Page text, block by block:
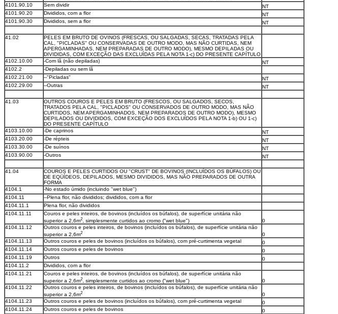
4101.90.10
Sem dividir
NT
4101.90.20
Divididos, com a flor
NT
4101.90.30
Divididos, sem a flor NT
41.02
PELES EM BRUTO DE OVINOS (FRESCAS, OU SALGADAS, SECAS, TRATADAS PELA
CAL, "PICLADAS" OU CONSERVADAS DE OUTRO MODO, MAS NÃO CURTIDAS, NEM
APERGAMINHADAS, NEM PREPARADAS DE OUTRO MODO), MESMO DEPILADAS OU
DIVIDIDAS, COM EXCEÇÃO DAS EXCLUÍDAS PELA NOTA 1-c) DO PRESENTE CAPÍTULO
4102.10.00
-Com lã (não depiladas)
NT
4102.2
-Depiladas ou sem lã
4102.21.00
--"Picladas"
NT
4102.29.00
--Outras NT
41.03
OUTROS COUROS E PELES EM BRUTO (FRESCOS, OU SALGADOS, SECOS,
TRATADOS PELA CAL, "PICLADOS" OU CONSERVADOS DE OUTRO MODO, MAS NÃO
CURTIDOS, NEM APERGAMINHADOS, NEM PREPARADOS DE OUTRO MODO), MESMO
DEPILADOS OU DIVIDIDOS, COM EXCEÇÃO DOS EXCLUÍDOS PELA NOTA 1-b) OU 1-c)
DO PRESENTE CAPÍTULO
4103.10.00
-De caprinos
NT
4103.20.00
-De répteis
NT
4103.30.00
-De suínos
NT
4103.90.00
-Outros NT
41.04
COUROS E PELES CURTIDOS OU "CRUST" DE BOVINOS (INCLUÍDOS OS BÚFALOS) OU
DE EQÜÍDEOS, DEPILADOS, MESMO DIVIDIDOS, MAS NÃO PREPARADOS DE OUTRA
FORMA
4104.1
-No estado úmido (incluindo "wet blue")
4104.11
--Plena flor, não divididos; divididos, com a flor
4104.11.1
Plena flor, não divididos
4104.11.11
Couros e peles inteiros, de bovinos (incluídos os búfalos), de superfície unitária não
superior a 2,6m2, simplesmente curtidos ao cromo ("wet blue")
0
4104.11.12
Outros couros e peles inteiros, de bovinos (incluídos os búfalos), de superfície unitária não
superior a 2,6m2
0
4104.11.13
Outros couros e peles de bovinos (incluídos os búfalos), com pré-curtimenta vegetal
0
4104.11.14
Outros couros e peles de bovinos
0
4104.11.19
Outros
0
4104.11.2
Divididos, com a flor
4104.11.21
Couros e peles inteiros, de bovinos (incluídos os búfalos), de superfície unitária não
superior a 2,6m2, simplesmente curtidos ao cromo ("wet blue")
0
4104.11.22
Outros couros e peles inteiros, de bovinos (incluídos os búfalos), de superfície unitária não
superior a 2,6m2
0
4104.11.23
Outros couros e peles de bovinos (incluídos os búfalos), com pré-curtimenta vegetal
0
4104.11.24
Outros couros e peles de bovinos
0